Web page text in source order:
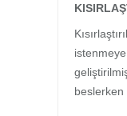
beslerken